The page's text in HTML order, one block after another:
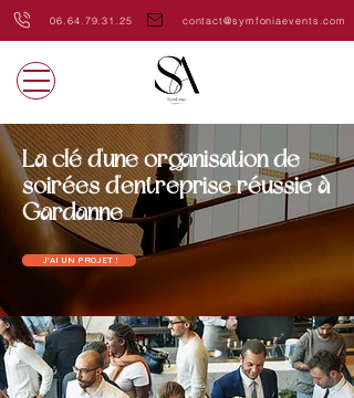
06.64.79.31.25 contact@symfoniaevents.com
La clé d'une organisation de
soirées d'entreprise réussie à
Gardanne
J'AI UN PROJET !